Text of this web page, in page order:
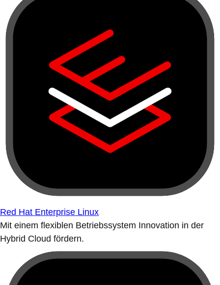
Red Hat Enterprise Linux
Mit einem flexiblen Betriebssystem Innovation in der
Hybrid Cloud fördern.